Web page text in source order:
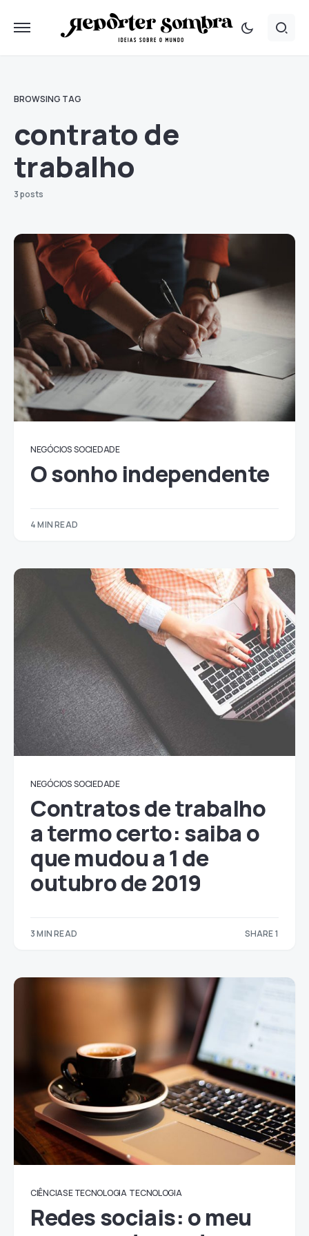
BROWSING TAG
contrato de
trabalho
3 posts
NEGÓCIOS SOCIEDADE
O sonho independente
4 MIN READ
NEGÓCIOS SOCIEDADE
Contratos de trabalho
a termo certo: saiba o
que mudou a 1 de
outubro de 2019
3 MIN READ SHARE 1
CIÊNCIAS E TECNOLOGIA TECNOLOGIA
Redes sociais: o meu